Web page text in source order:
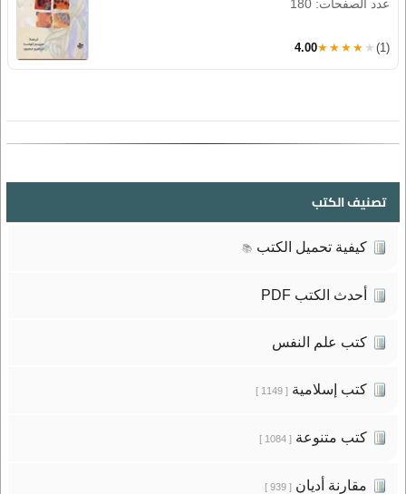
عدد الصفحات: 180
4.00★★★★★ (1)
تصنيف الكتب
كيفية تحميل الكتب 📚
أحدث الكتب PDF
كتب علم النفس
كتب إسلامية[ 1149 ]
كتب متنوعة[ 1084 ]
مقارنة أديان[ 939 ]